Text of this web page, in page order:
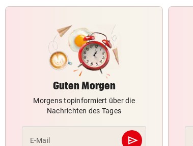
Guten Morgen
Morgens topinformiert über die
Nachrichten des Tages
E-Mail send
Abschicken